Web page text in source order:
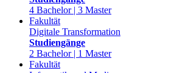
4 Bachelor | 3 Master
Fakultät
Digitale Transformation
Studiengänge
2 Bachelor | 1 Master
Fakultät